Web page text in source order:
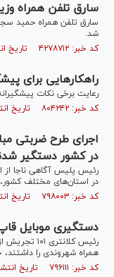
سارق تلفن همراه
سارق تلفن همراه حمید
شد.
کد خبر: ۴۲۷۸۷۱۲ تاریخ انتشار : ۱۴۰۱/۰۳/۰۱
راهکار‌هایی برای
رعایت برخی نکات
کد خبر: ۸۰۴۲۴۲ تاریخ انتشار : ۱۴۰۱/۰۱/۱۰
در کشور دستگیر
رئیس پلیس آگاهی ناجا از
در استان‌های مختلف کشور،
کد خبر: ۷۹۸۰۰۳ تاریخ انتشار : ۱۴۰۰/۱۲/۰۲
دستگیری موبایل
همراه شهروندی را داشتند،
کد خبر: ۷۹۶۱۱۱ تاریخ انتشار : ۱۴۰۰/۱۱/۲۳